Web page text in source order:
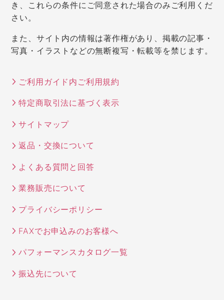
き、これらの条件にご同意された場合のみご利用くだ
さい。
また、サイト内の情報は著作権があり、掲載の記事・
写真・イラストなどの無断複写・転載等を禁じます。
ご利用ガイド内ご利用規約
特定商取引法に基づく表示
サイトマップ
返品・交換について
よくある質問と回答
業務販売について
プライバシーポリシー
FAXでお申込みのお客様へ
パフォーマンスカタログ一覧
振込先について